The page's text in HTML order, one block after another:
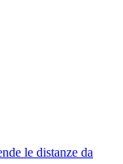
le distanze da